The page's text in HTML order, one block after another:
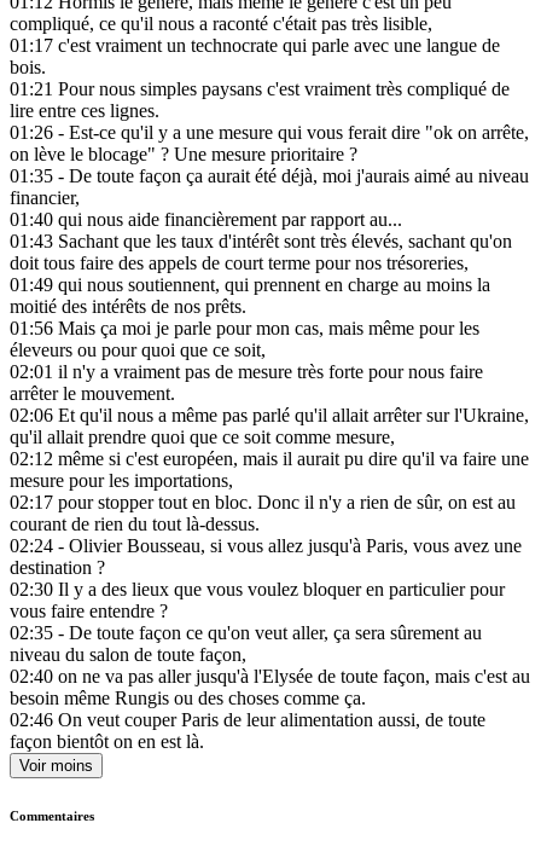
compliqué, ce qu'il nous a raconté c'était pas très lisible,
01:17 c'est vraiment un technocrate qui parle avec une langue de
bois.
01:21 Pour nous simples paysans c'est vraiment très compliqué de
lire entre ces lignes.
01:26 - Est-ce qu'il y a une mesure qui vous ferait dire "ok on arrête,
on lève le blocage" ? Une mesure prioritaire ?
01:35 - De toute façon ça aurait été déjà, moi j'aurais aimé au niveau
financier,
01:40 qui nous aide financièrement par rapport au...
01:43 Sachant que les taux d'intérêt sont très élevés, sachant qu'on
doit tous faire des appels de court terme pour nos trésoreries,
01:49 qui nous soutiennent, qui prennent en charge au moins la
moitié des intérêts de nos prêts.
01:56 Mais ça moi je parle pour mon cas, mais même pour les
éleveurs ou pour quoi que ce soit,
02:01 il n'y a vraiment pas de mesure très forte pour nous faire
arrêter le mouvement.
02:06 Et qu'il nous a même pas parlé qu'il allait arrêter sur l'Ukraine,
qu'il allait prendre quoi que ce soit comme mesure,
02:12 même si c'est européen, mais il aurait pu dire qu'il va faire une
mesure pour les importations,
02:17 pour stopper tout en bloc. Donc il n'y a rien de sûr, on est au
courant de rien du tout là-dessus.
02:24 - Olivier Bousseau, si vous allez jusqu'à Paris, vous avez une
destination ?
02:30 Il y a des lieux que vous voulez bloquer en particulier pour
vous faire entendre ?
02:35 - De toute façon ce qu'on veut aller, ça sera sûrement au
niveau du salon de toute façon,
02:40 on ne va pas aller jusqu'à l'Elysée de toute façon, mais c'est au
besoin même Rungis ou des choses comme ça.
02:46 On veut couper Paris de leur alimentation aussi, de toute
façon bientôt on en est là.
Voir moins
Commentaires